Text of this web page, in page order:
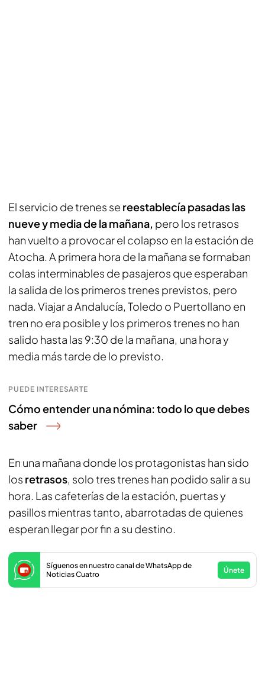
El servicio de trenes se reestablecía pasadas las
nueve y media de la mañana, pero los retrasos
han vuelto a provocar el colapso en la estación de
Atocha. A primera hora de la mañana se formaban
colas interminables de pasajeros que esperaban
la salida de los primeros trenes previstos, pero
nada. Viajar a Andalucía, Toledo o Puertollano en
tren no era posible y los primeros trenes no han
salido hasta las 9:30 de la mañana, una hora y
media más tarde de lo previsto.
PUEDE INTERESARTE
Cómo entender una nómina: todo lo que debes
saber
En una mañana donde los protagonistas han sido
los retrasos, solo tres trenes han podido salir a su
hora. Las cafeterías de la estación, puertas y
pasillos mientras tanto, abarrotadas de quienes
esperan llegar por fin a su destino.
Síguenos en nuestro canal de WhatsApp de
Noticias Cuatro
Únete